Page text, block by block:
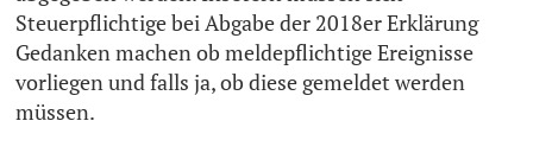
Steuerpflichtige bei Abgabe der 2018er Erklärung
Gedanken machen ob meldepflichtige Ereignisse
vorliegen und falls ja, ob diese gemeldet werden
müssen.